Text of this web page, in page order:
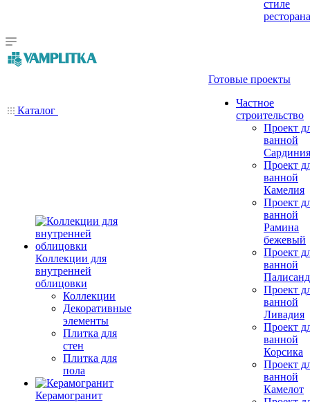
стиле
ресторана
Каталог
Коллекции для
внутренней
облицовки
Коллекции
Декоративные
элементы
Плитка для
стен
Плитка для
пола
Керамогранит
Готовые проекты
Частное
строительство
Проект
ванной
Сардиния
Проект
ванной
Камелия
Проект
ванной
Рамина
бежевый
Проект
ванной
Проект
ванной
Ливадия
Проект
ванной
Корсика
Проект
ванной
Камелот